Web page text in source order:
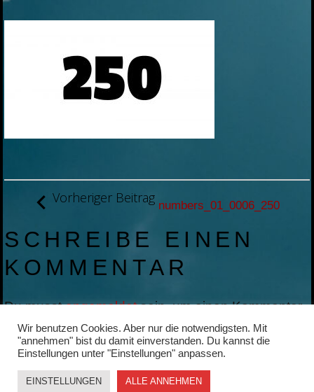
BEITRAGSNAVIGATION
Vorheriger Beitragnumbers_01_0006_250
SCHREIBE EINEN
KOMMENTAR
Du musstangemeldetsein, um einen Kommentar
abzugeben.
Wir benutzen Cookies. Aber nur die notwendigsten. Mit
"annehmen" bist du damit einverstanden. Du kannst die
Einstellungen unter "Einstellungen" anpassen.
EINSTELLUNGEN ALLE ANNEHMEN